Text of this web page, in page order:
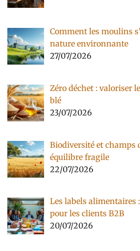
Comment les moulins
nature environnante
27/07/2026
Zéro déchet : valoriser
blé
23/07/2026
Biodiversité et champs
équilibre fragile
22/07/2026
Les labels alimentaires
pour les clients B2B
20/07/2026